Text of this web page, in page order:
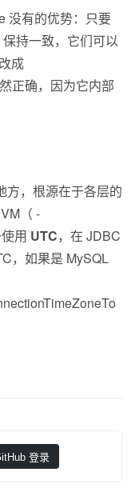
没有的优势：只要
持一致，它们可以
成
正确，因为它内部
方，根源在于各层的
（ -
用 UTC，在 JDBC
，如果是 MySQL
登录